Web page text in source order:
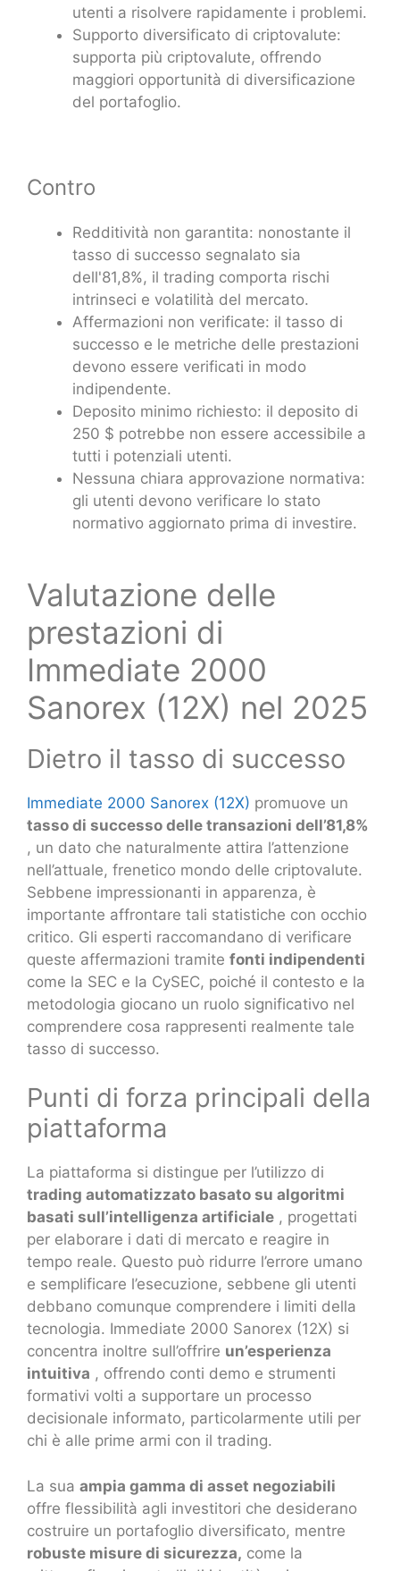
utenti a risolvere rapidamente i problemi.
Supporto diversificato di criptovalute:
supporta più criptovalute, offrendo
maggiori opportunità di diversificazione
del portafoglio.
Contro
Redditività non garantita: nonostante il
tasso di successo segnalato sia
dell'81,8%, il trading comporta rischi
intrinseci e volatilità del mercato.
Affermazioni non verificate: il tasso di
successo e le metriche delle prestazioni
devono essere verificati in modo
indipendente.
Deposito minimo richiesto: il deposito di
250 $ potrebbe non essere accessibile a
tutti i potenziali utenti.
Nessuna chiara approvazione normativa:
gli utenti devono verificare lo stato
normativo aggiornato prima di investire.
Valutazione delle
prestazioni di
Immediate 2000
Sanorex (12X) nel 2025
Dietro il tasso di successo
Immediate 2000 Sanorex (12X) promuove un
tasso di successo delle transazioni dell’81,8%
, un dato che naturalmente attira l’attenzione
nell’attuale, frenetico mondo delle criptovalute.
Sebbene impressionanti in apparenza, è
importante affrontare tali statistiche con occhio
critico. Gli esperti raccomandano di verificare
queste affermazioni tramite fonti indipendenti
come la SEC e la CySEC, poiché il contesto e la
metodologia giocano un ruolo significativo nel
comprendere cosa rappresenti realmente tale
tasso di successo.
Punti di forza principali della
piattaforma
La piattaforma si distingue per l’utilizzo di
trading automatizzato basato su algoritmi
basati sull’intelligenza artificiale , progettati
per elaborare i dati di mercato e reagire in
tempo reale. Questo può ridurre l’errore umano
e semplificare l’esecuzione, sebbene gli utenti
debbano comunque comprendere i limiti della
tecnologia. Immediate 2000 Sanorex (12X) si
concentra inoltre sull’offrire un’esperienza
intuitiva , offrendo conti demo e strumenti
formativi volti a supportare un processo
decisionale informato, particolarmente utili per
chi è alle prime armi con il trading.
La sua ampia gamma di asset negoziabili
offre flessibilità agli investitori che desiderano
costruire un portafoglio diversificato, mentre
robuste misure di sicurezza, come la